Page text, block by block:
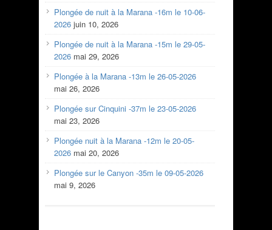
Plongée de nuit à la Marana -16m le 10-06-
2026 juin 10, 2026
Plongée de nuit à la Marana -15m le 29-05-
2026 mai 29, 2026
Plongée à la Marana -13m le 26-05-2026
mai 26, 2026
Plongée sur Cinquini -37m le 23-05-2026
mai 23, 2026
Plongée nuit à la Marana -12m le 20-05-
2026 mai 20, 2026
Plongée sur le Canyon -35m le 09-05-2026
mai 9, 2026